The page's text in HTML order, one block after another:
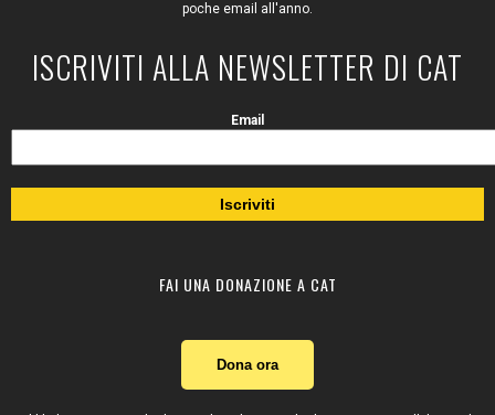
poche email all'anno.
ISCRIVITI ALLA NEWSLETTER DI CAT
Email
FAI UNA DONAZIONE A CAT
Dona ora